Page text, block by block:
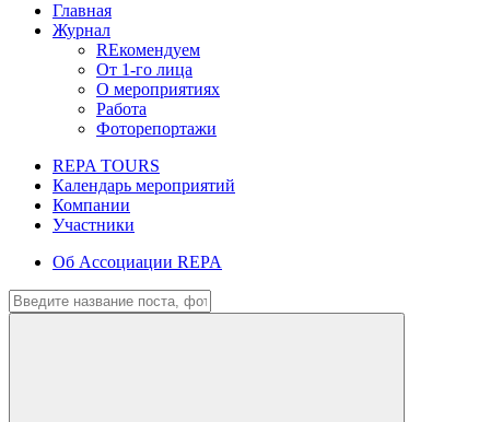
Главная
Журнал
REкомендуем
От 1-го лица
О мероприятиях
Работа
Фоторепортажи
REPA TOURS
Календарь мероприятий
Компании
Участники
Об Ассоциации REPA